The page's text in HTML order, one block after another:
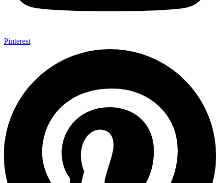
Pinterest